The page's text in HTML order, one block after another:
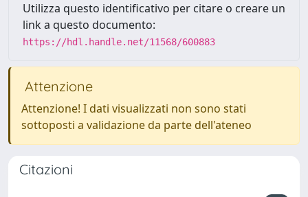
Utilizza questo identificativo per citare o creare un
link a questo documento:
https://hdl.handle.net/11568/600883
Attenzione
Attenzione! I dati visualizzati non sono stati
sottoposti a validazione da parte dell'ateneo
Citazioni